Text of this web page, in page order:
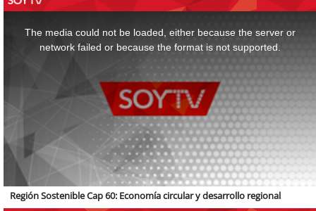
The media could not be loaded, either because the server or
network failed or because the format is not supported.
Región Sostenible Cap 60: Economía circular y desarrollo regional